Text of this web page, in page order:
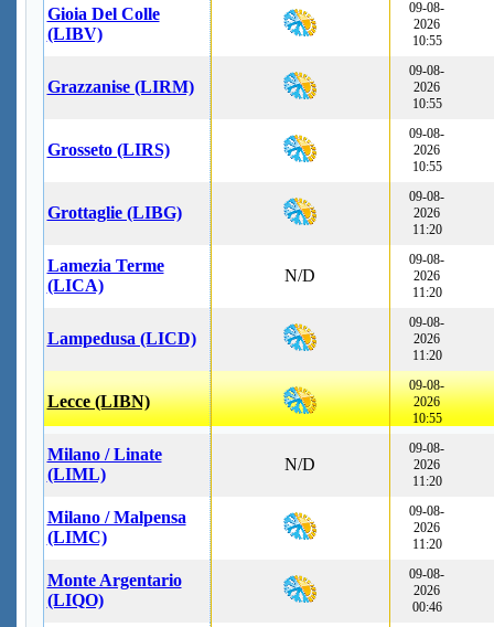
Gioia Del Colle
(LIBV)
09-08-
2026
10:55
Grazzanise (LIRM)
09-08-
2026
10:55
Grosseto (LIRS)
09-08-
2026
10:55
Grottaglie (LIBG)
09-08-
2026
11:20
Lamezia Terme
(LICA)
N/D
09-08-
2026
11:20
Lampedusa (LICD)
09-08-
2026
11:20
Lecce (LIBN)
09-08-
2026
10:55
Milano / Linate
(LIML)
N/D
09-08-
2026
11:20
Milano / Malpensa
(LIMC)
09-08-
2026
11:20
Monte Argentario
(LIQO)
09-08-
2026
00:46